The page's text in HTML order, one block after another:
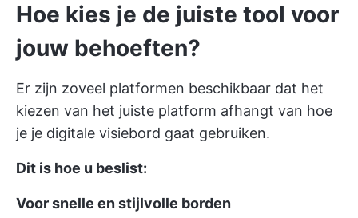
Hoe kies je de juiste tool voor
jouw behoeften?
Er zijn zoveel platformen beschikbaar dat het
kiezen van het juiste platform afhangt van hoe
je je digitale visiebord gaat gebruiken.
Dit is hoe u beslist:
Voor snelle en stijlvolle borden